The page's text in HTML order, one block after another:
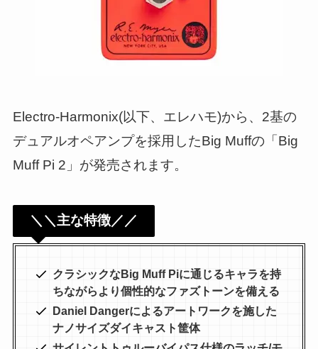
Electro-Harmonix(以下、エレハモ)から、2基の
デュアルオペアンプを採用したBig Muffの「Big
Muff Pi 2」が発売されます。
＼＼主な特徴／／
クラシックなBig Muff Piに通じるキャラを持
ちながらより個性的なファズトーンを備える
Daniel Dangerによるアートワークを施した
ナノサイズダイキャスト筐体